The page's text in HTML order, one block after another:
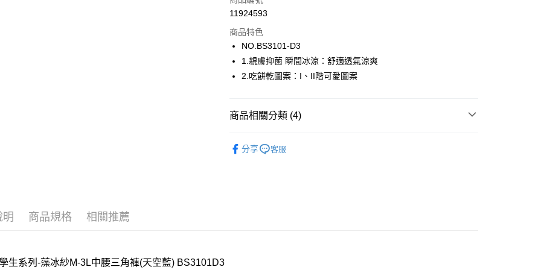
街口支付
ATM付款
運送方式
每筆NT$80，滿NT$1,000(含以上)免運費
每筆NT$80，滿NT$1,000(含以上)免運費
11924593
商品特色
NO.BS3101-D3
1.親膚抑菌 瞬間冰涼：舒適透氣涼爽
2.吃餅乾圖案：I、II階可愛圖案
商品相關分類 (4)
分享 客服
明 商品規格 相關推薦
生系列-藻冰紗M-3L中腰三角褲(天空藍) BS3101D3